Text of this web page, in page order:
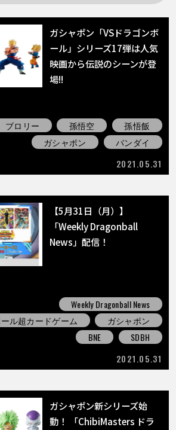
FR DE ES
ガシャポン「VSドラゴンボ
ール」シリーズ17弾は人気
映画から伝説のシーンが登
場!!
ブロリー 孫悟空
孫悟飯
ガシャポン
バンダイ
2021.05.31
【5月31日（月）】
「Weekly Dragonball
News」配信！
Weekly Dragonball News
ル超カードゲーム
ガシャポン
BNE
SDBH
2021.05.31
ガシャポン新シリーズ始
動！ 「ChibiMasters ドラ